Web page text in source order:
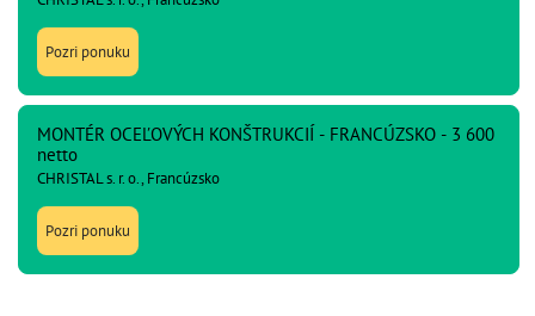
Pozri ponuku
MONTÉR OCEĽOVÝCH KONŠTRUKCIÍ - FRANCÚZSKO - 3 600
netto
CHRISTAL s. r. o., Francúzsko
Pozri ponuku